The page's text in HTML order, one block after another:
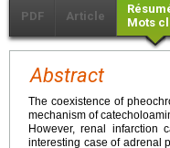
PDF Article
Mots
Abstract
The coexistence of
mechanism of
However, renal infarction
interesting case of adrenal